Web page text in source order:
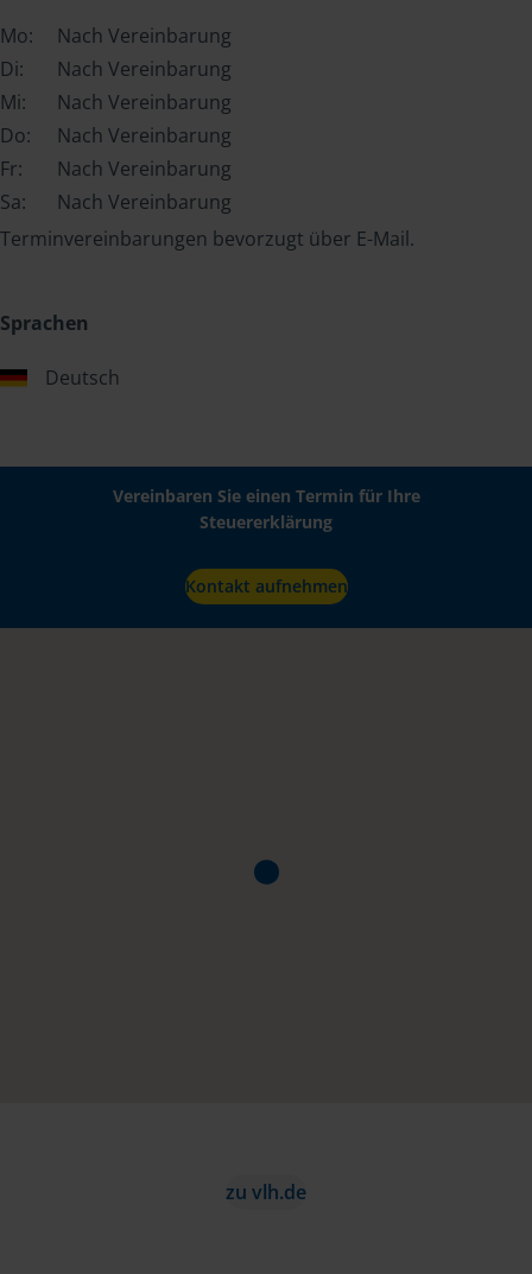
Mo:
Nach Vereinbarung
Di:
Nach Vereinbarung
Mi:
Nach Vereinbarung
Do:
Nach Vereinbarung
Fr:
Nach Vereinbarung
Sa:
Nach Vereinbarung
Terminvereinbarungen bevorzugt über E-Mail.
Sprachen
Deutsch
Vereinbaren Sie einen Termin für Ihre
Steuererklärung
Kontakt aufnehmen
zu vlh.de